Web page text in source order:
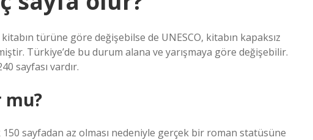
türüne göre değişebilse de UNESCO, kitabın kapaksız
Türkiye’de bu durum alana ve yarışmaya göre değişebilir.
sayfası vardır.
mu?
sayfadan az olması nedeniyle gerçek bir roman statüsüne